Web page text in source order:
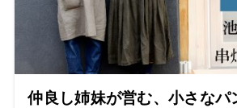
仲良し姉妹が営む、小さなパ